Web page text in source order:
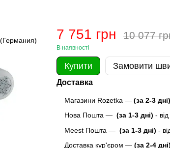
7 751 грн 10 077
В наявності
Купити Замовити
Доставка
Магазини Rozetka — (за 2-3 дні)
Нова Пошта — (за 1-3 дні) -
Meest Пошта — (за 1-3 дні) -
Доставка кур'єром — (за 2-4 дні)